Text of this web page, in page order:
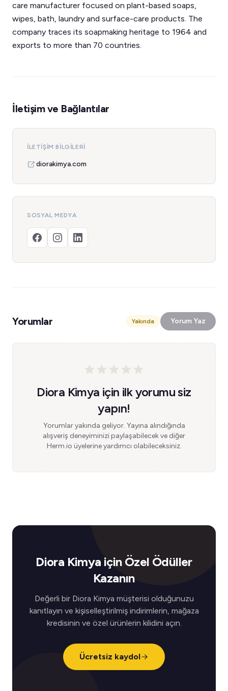
care manufacturer focused on plant-based soaps,
wipes, bath, laundry and surface-care products. The
company traces its soapmaking heritage to 1964 and
exports to more than 70 countries.
İletişim ve Bağlantılar
İLETIŞIM BILGILERI
diorakimya.com
SOSYAL MEDYA
Yorumlar Yakında Yorum Yaz
Diora Kimya için ilk yorumu siz
yapın!
Yorumlar yakında geliyor. Yayına alındığında
alışveriş deneyiminizi paylaşabilecek ve diğer
Herm.io üyelerine yardımcı olabileceksiniz.
Diora Kimya için Özel Ödüller
Kazanın
Değerli bir Diora Kimya müşterisi olduğunuzu
kanıtlayın ve kişiselleştirilmiş indirimlerin, mağaza
kredisinin ve özel ürünlerin kilidini açın.
Ücretsiz kaydol